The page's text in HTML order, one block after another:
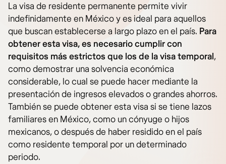
La visa de residente permanente permite vivir
indefinidamente en México y es ideal para aquellos
que buscan establecerse a largo plazo en el país. Para
obtener esta visa, es necesario cumplir con
requisitos más estrictos que los de la visa temporal,
como demostrar una solvencia económica
considerable, lo cual se puede hacer mediante la
presentación de ingresos elevados o grandes ahorros.
También se puede obtener esta visa si se tiene lazos
familiares en México, como un cónyuge o hijos
mexicanos, o después de haber residido en el país
como residente temporal por un determinado
periodo.